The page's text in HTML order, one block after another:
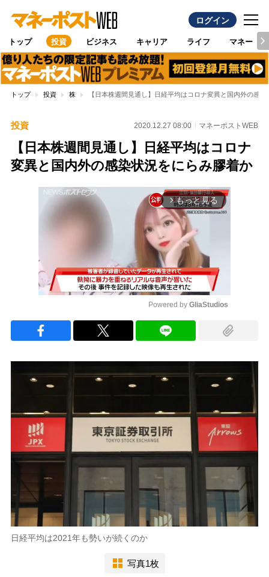
ログイン
トップ 投資 ビジネス キャリア ライフ マネー
トップ 投資 株 【日本株週間見通し】日経平均はコロナ変異と国内外の感
投資 2020.12.27 08:00 マネーポストWEB
【日本株週間見通し】日経平均はコロナ
変異と国内外の感染状況をにらみ膠着か
arrow_forward_ios もっと見る
Powered by GliaStudios
日経平均は2021年も勢いが続くのか
写真1枚